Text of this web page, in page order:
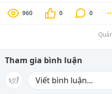
960 0 0
Tham gia bình luận